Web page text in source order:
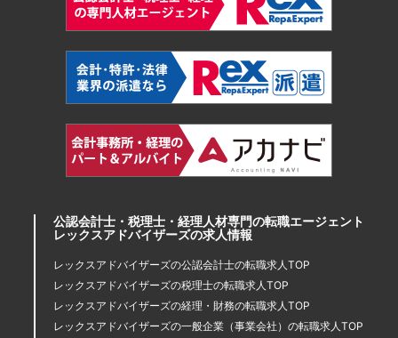
公認会計士・税理士・経理人材専門の転職エージェント
レックスアドバイザーズの求人情報
レックスアドバイザーズの公認会計士の転職求人TOP
レックスアドバイザーズの税理士の転職求人TOP
レックスアドバイザーズの経理・財務の転職求人TOP
レックスアドバイザーズの一般企業（事業会社）の転職求人TOP